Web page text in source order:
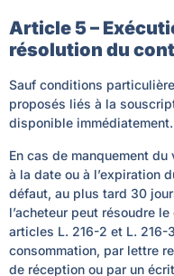
Article 5 –
résolution du
Sauf conditions
proposés liés à la
disponible immédiatement.
En cas de manquement
à la date ou à l’expiration
défaut, au plus tard 30
l’acheteur peut résoudre
articles L. 216-2 et L. 216-
consommation, par lettre
de réception ou par un